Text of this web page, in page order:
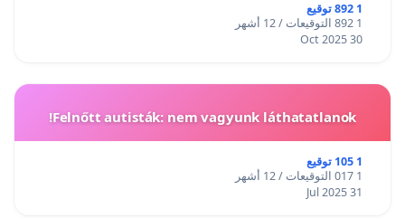
1 892 توقيع
1 892 التوقيعات / 12 أشهر
30 Oct 2025
Felnőtt autisták: nem vagyunk láthatatlanok!
1 105 توقيع
1 017 التوقيعات / 12 أشهر
31 Jul 2025